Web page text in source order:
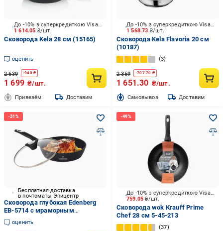
1 614.05 ₴/шт.
До -10% з суперкредиткою Visa Вигода
Сковорода Kela 28 см (15165)
оценить
2 639 -940₴
1 699 ₴/шт.
Привезём Доставим
1 568.73 ₴/шт.
До -10% з суперкредиткою Visa Вигода
Сковорода Kela Flavoria 20 см
(10187)
3
2 359 -707.70 ₴
1 651.30 ₴/шт.
Cамовывоз Доставим
Бесплатная доставка
в почтоматы Эпицентр
Сковорода глубокая Edenberg
EB-5714 с мраморным
покрытием с крышкой 22 см 1,7
л (EPI-11122025-100)
оценить
759.05₴/шт.
До -10% з суперкредиткою Visa Вигода
Сковорода wok Krauff Prime
Chef 28 см 5-45-213
37